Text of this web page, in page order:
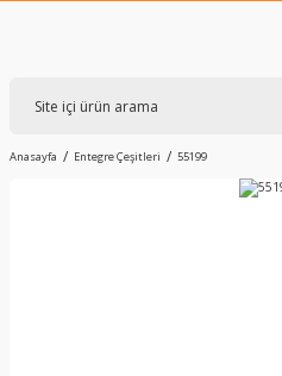
Anasayfa Entegre Çeşitleri 55199